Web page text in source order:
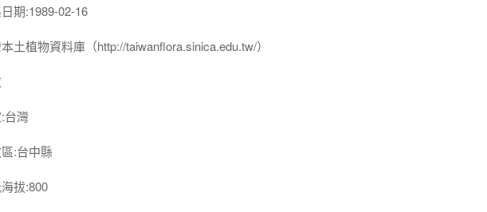
期:1989-02-16
土植物資料庫（http://taiwanflora.sinica.edu.tw/）
台灣
:台中縣
拔:800